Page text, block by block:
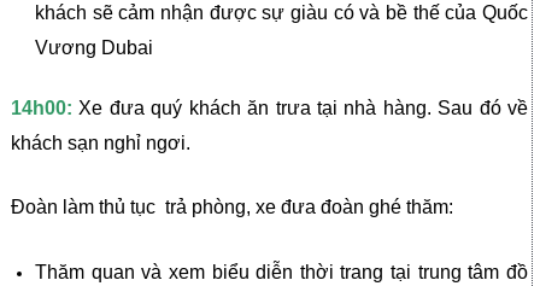
khách sẽ cảm nhận được sự giàu có và bề thế của Quốc
Vương Dubai
14h00: Xe đưa quý khách ăn trưa tại nhà hàng. Sau đó về
khách sạn nghỉ ngơi.
Đoàn làm thủ tục trả phòng, xe đưa đoàn ghé thăm:
Thăm quan và xem biểu diễn thời trang tại trung tâm đồ